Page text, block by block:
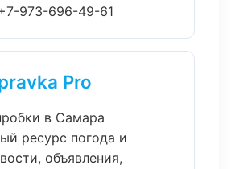
973-696-49-61
Pro
в Самара
ресурс погода и
объявления,